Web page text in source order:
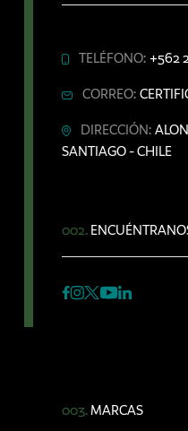
TELÉFONO: +562
CORREO:
DIRECCIÓN:
SANTIAGO - CHILE
002.
003. MARCAS